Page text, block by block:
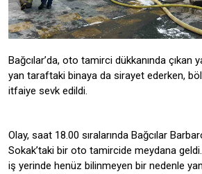
Bağcılar’da, oto tamirci dükkanında çıkan
yan taraftaki binaya da sirayet ederken,
itfaiye sevk edildi.
Olay, saat 18.00 sıralarında Bağcılar
Sokak’taki bir oto tamircide meydana
iş yerinde henüz bilinmeyen bir nedenle